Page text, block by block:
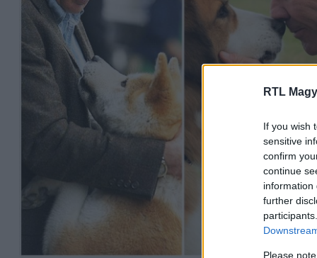
RTL
If you wish
sensitive
confirm
continue
information
further
Please